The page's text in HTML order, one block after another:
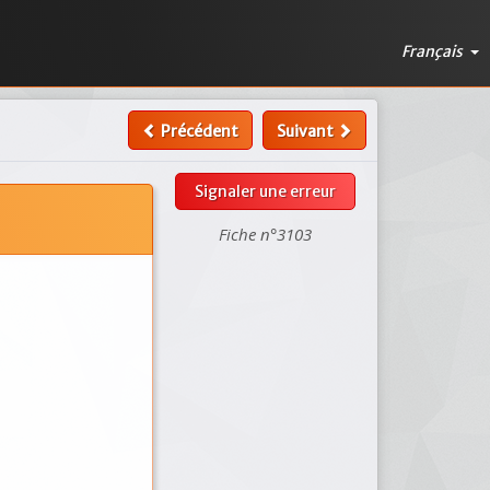
Français
Précédent Suivant
Signaler une erreur
Fiche n°3103